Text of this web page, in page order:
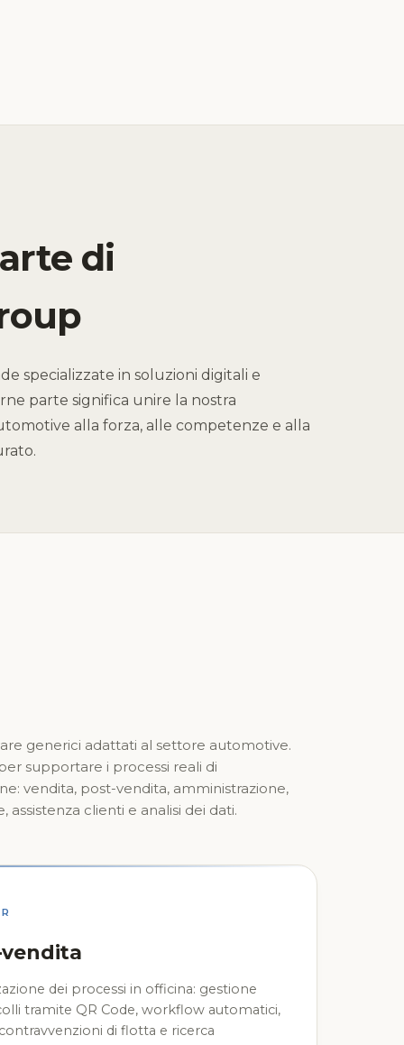
di
specializzate in soluzioni digitali e
parte significa unire la nostra
alla forza, alle competenze e alla
generici adattati al settore automotive.
supportare i processi reali di
vendita, post-vendita, amministrazione,
clienti e analisi dei dati.
dei processi in officina: gestione
tramite QR Code, workflow automatici,
di flotta e ricerca